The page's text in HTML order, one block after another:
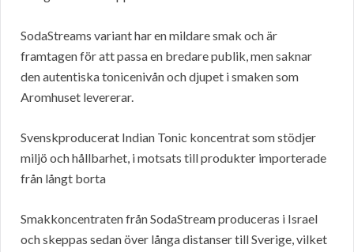
SodaStreams variant har en mildare smak och är
framtagen för att passa en bredare publik, men saknar
den autentiska tonicenivån och djupet i smaken som
Aromhuset levererar.
Svenskproducerat Indian Tonic koncentrat som stödjer
miljö och hållbarhet, i motsats till produkter importerade
från långt borta
Smakkoncentraten från SodaStream produceras i Israel
och skeppas sedan över långa distanser till Sverige, vilket